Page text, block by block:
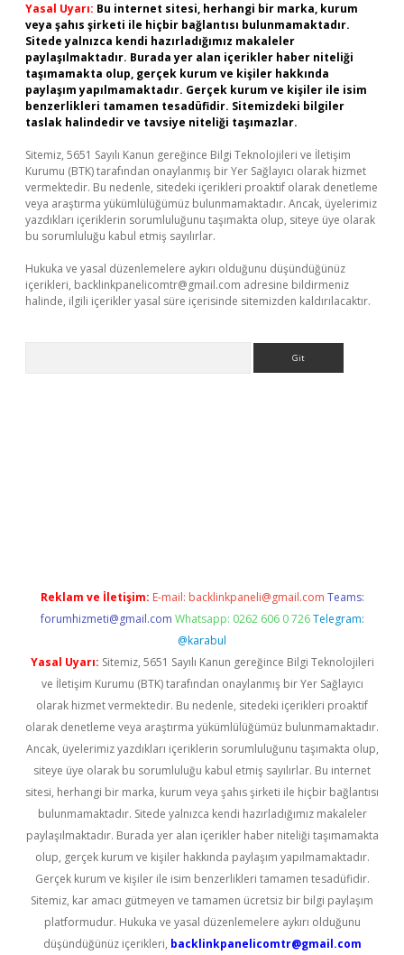
Yasal Uyarı: Bu internet sitesi, herhangi bir marka, kurum
veya şahıs şirketi ile hiçbir bağlantısı bulunmamaktadır.
Sitede yalnızca kendi hazırladığımız makaleler
paylaşılmaktadır. Burada yer alan içerikler haber niteliği
taşımamakta olup, gerçek kurum ve kişiler hakkında
paylaşım yapılmamaktadır. Gerçek kurum ve kişiler ile isim
benzerlikleri tamamen tesadüfidir. Sitemizdeki bilgiler
taslak halindedir ve tavsiye niteliği taşımazlar.
Sitemiz, 5651 Sayılı Kanun gereğince Bilgi Teknolojileri ve İletişim
Kurumu (BTK) tarafından onaylanmış bir Yer Sağlayıcı olarak hizmet
vermektedir. Bu nedenle, sitedeki içerikleri proaktif olarak denetleme
veya araştırma yükümlülüğümüz bulunmamaktadır. Ancak, üyelerimiz
yazdıkları içeriklerin sorumluluğunu taşımakta olup, siteye üye olarak
bu sorumluluğu kabul etmiş sayılırlar.
Hukuka ve yasal düzenlemelere aykırı olduğunu düşündüğünüz
içerikleri, backlinkpanelicomtr@gmail.com adresine bildirmeniz
halinde, ilgili içerikler yasal süre içerisinde sitemizden kaldırılacaktır.
Reklam ve İletişim: E-mail: backlinkpaneli@gmail.com Teams:
forumhizmeti@gmail.com Whatsapp: 0262 606 0 726 Telegram:
@karabul
Yasal Uyarı: Sitemiz, 5651 Sayılı Kanun gereğince Bilgi Teknolojileri
ve İletişim Kurumu (BTK) tarafından onaylanmış bir Yer Sağlayıcı
olarak hizmet vermektedir. Bu nedenle, sitedeki içerikleri proaktif
olarak denetleme veya araştırma yükümlülüğümüz bulunmamaktadır.
Ancak, üyelerimiz yazdıkları içeriklerin sorumluluğunu taşımakta olup,
siteye üye olarak bu sorumluluğu kabul etmiş sayılırlar. Bu internet
sitesi, herhangi bir marka, kurum veya şahıs şirketi ile hiçbir bağlantısı
bulunmamaktadır. Sitede yalnızca kendi hazırladığımız makaleler
paylaşılmaktadır. Burada yer alan içerikler haber niteliği taşımamakta
olup, gerçek kurum ve kişiler hakkında paylaşım yapılmamaktadır.
Gerçek kurum ve kişiler ile isim benzerlikleri tamamen tesadüfidir.
Sitemiz, kar amacı gütmeyen ve tamamen ücretsiz bir bilgi paylaşım
platformudur. Hukuka ve yasal düzenlemelere aykırı olduğunu
düşündüğünüz içerikleri, backlinkpanelicomtr@gmail.com